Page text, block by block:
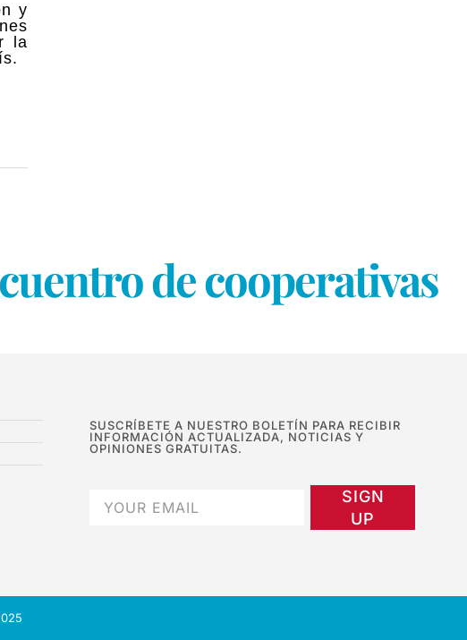
y
la
de cooperativas
SUSCRÍBETE A NUESTRO BOLETÍN PARA RECIBIR
INFORMACIÓN ACTUALIZADA, NOTICIAS Y
OPINIONES GRATUITAS.
SIGN
UP